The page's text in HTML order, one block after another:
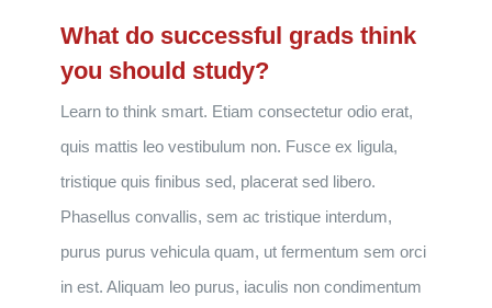
What do successful grads think
you should study?
Learn to think smart. Etiam consectetur odio erat,
quis mattis leo vestibulum non. Fusce ex ligula,
tristique quis finibus sed, placerat sed libero.
Phasellus convallis, sem ac tristique interdum,
purus purus vehicula quam, ut fermentum sem orci
in est. Aliquam leo purus, iaculis non condimentum